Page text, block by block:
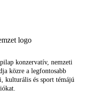
konzervatív, nemzeti
közre a legfontosabb
kulturális és sport témájú